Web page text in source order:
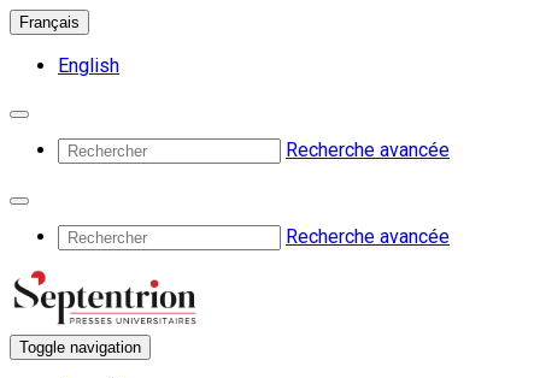
Français
English
Recherche avancée
Recherche avancée
Toggle navigation